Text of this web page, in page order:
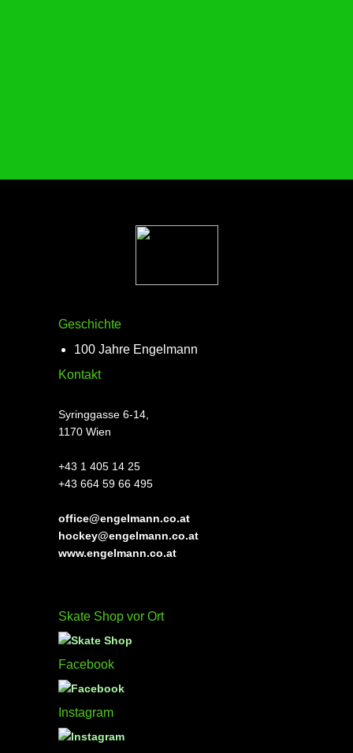
Geschichte
100 Jahre Engelmann
Kontakt
Syringgasse 6-14,
1170 Wien
+43 1 405 14 25
+43 664 59 66 495
office@engelmann.co.at
hockey@engelmann.co.at
www.engelmann.co.at
Skate Shop vor Ort
Facebook
Instagram